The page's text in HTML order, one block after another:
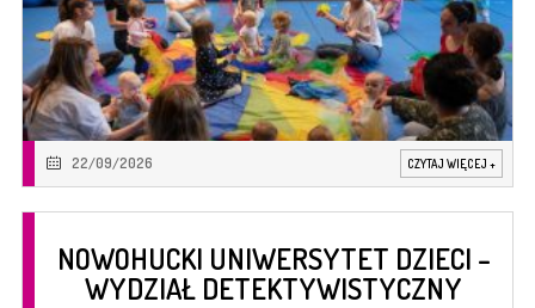
22/09/2026 CZYTAJ WIĘCEJ +
NOWOHUCKI UNIWERSYTET DZIECI –
WYDZIAŁ DETEKTYWISTYCZNY